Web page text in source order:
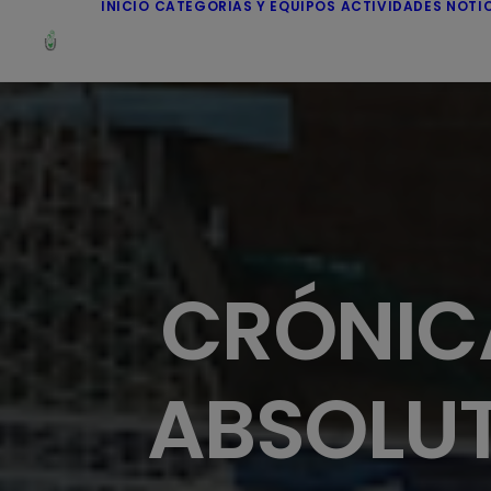
INICIO CATEGORÍAS Y EQUIPOS ACTIVIDADES